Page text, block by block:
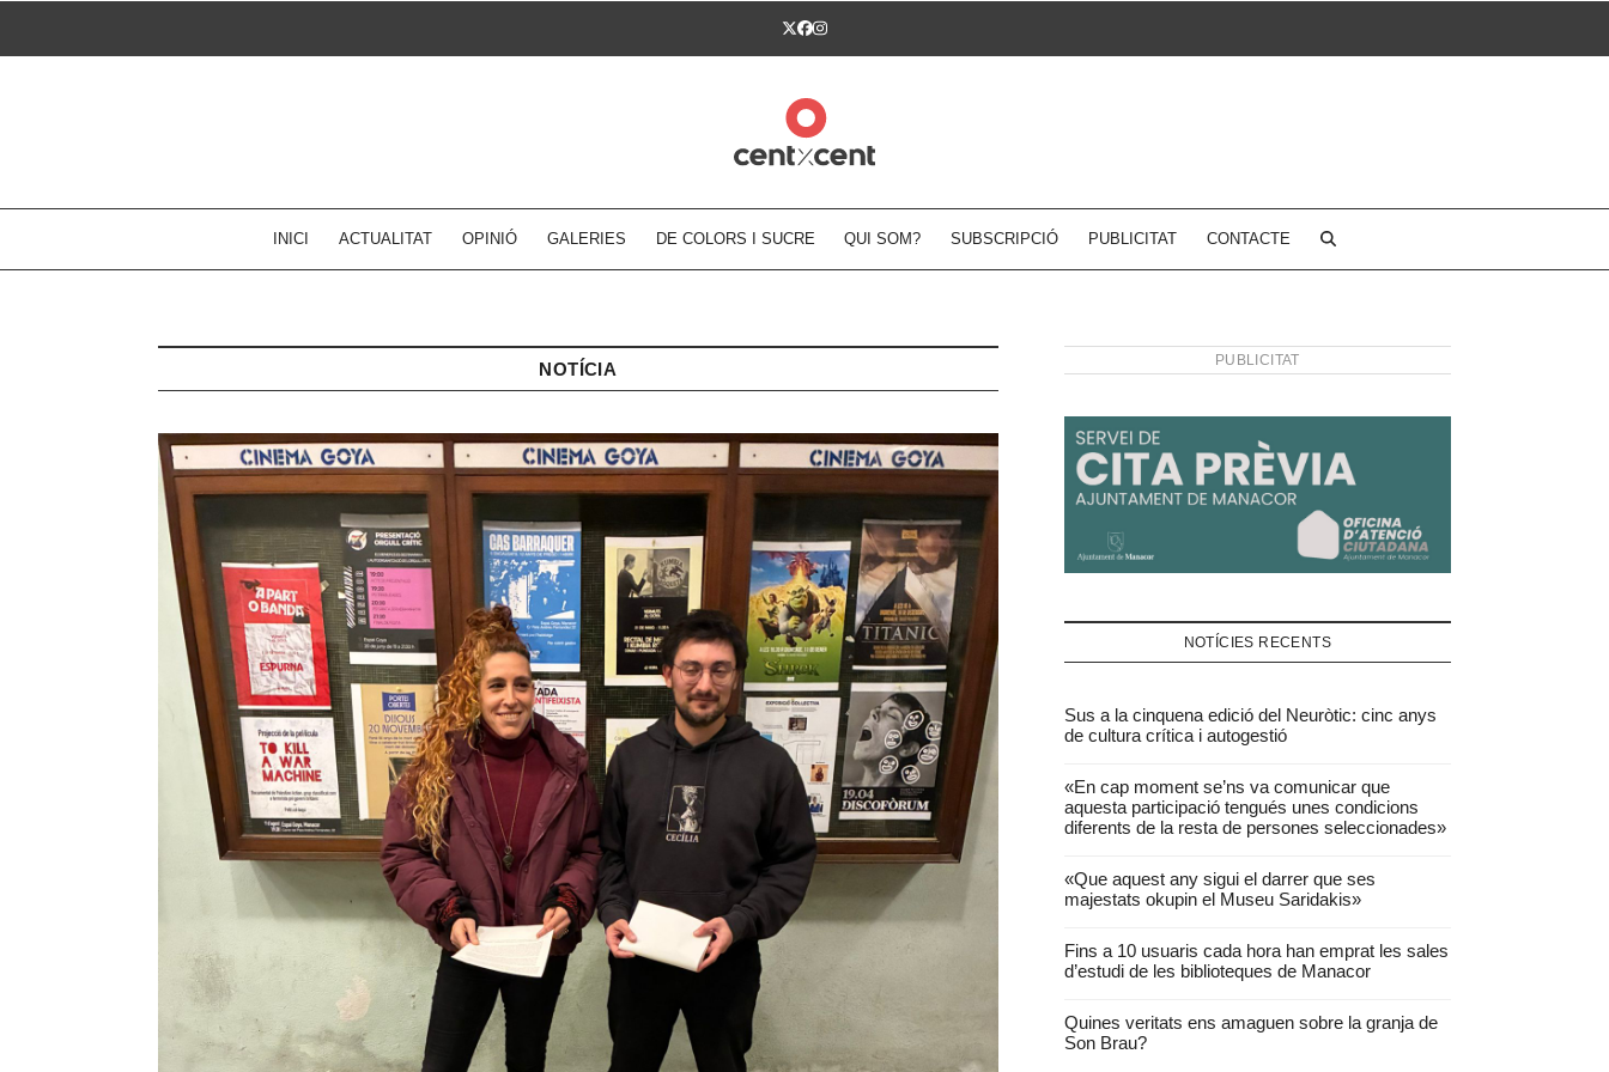
Twitter
Facebook
Instagram
INICI ACTUALITAT OPINIÓ GALERIES DE COLORS I SUCRE QUI SOM? SUBSCRIPCIÓ PUBLICITAT CONTACTE
NOTÍCIA PUBLICITAT
NOTÍCIES RECENTS
Sus a la cinquena edició del Neuròtic: cinc anys
de cultura crítica i autogestió
«En cap moment se’ns va comunicar que
aquesta participació tengués unes condicions
diferents de la resta de persones seleccionades»
«Que aquest any sigui el darrer que ses
majestats okupin el Museu Saridakis»
Fins a 10 usuaris cada hora han emprat les sales
d’estudi de les biblioteques de Manacor
Quines veritats ens amaguen sobre la granja de
Son Brau?